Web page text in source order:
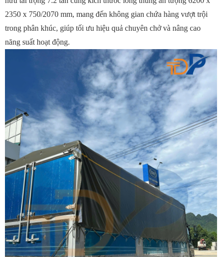
2350 x 750/2070 mm, mang đến không gian chứa hàng vượt trội
trong phân khúc, giúp tối ưu hiệu quả chuyên chở và nâng cao
năng suất hoạt động.